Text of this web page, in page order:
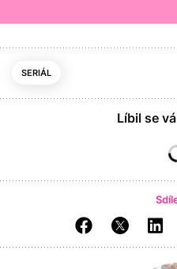
SERIÁL
Líbil se